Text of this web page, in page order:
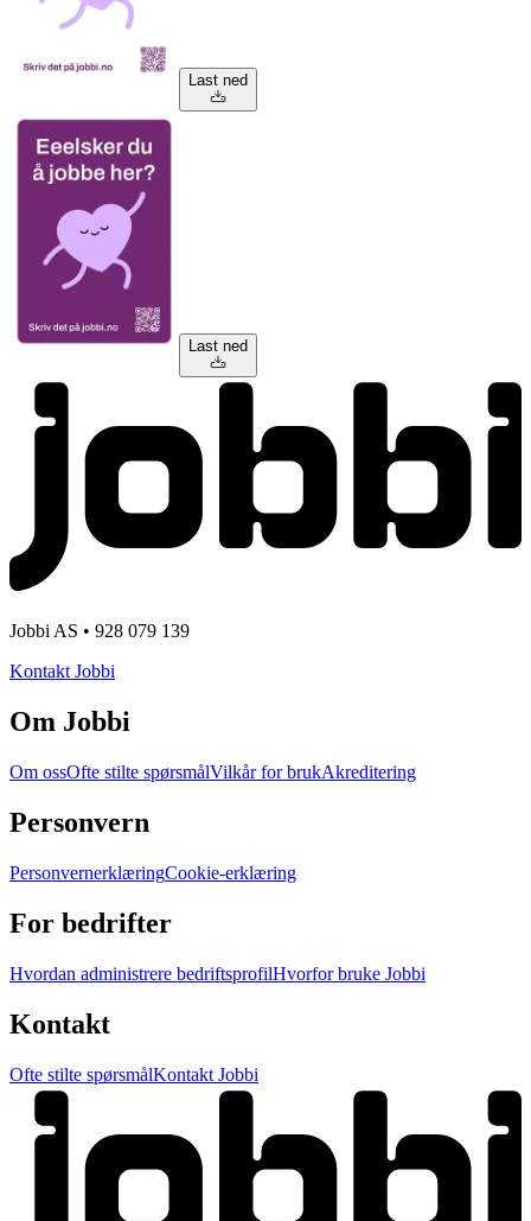
Last ned
Last ned
Jobbi AS • 928 079 139
Kontakt Jobbi
Om Jobbi
Om ossOfte stilte spørsmålVilkår for brukAkreditering
Personvern
PersonvernerklæringCookie-erklæring
For bedrifter
Hvordan administrere bedriftsprofilHvorfor bruke Jobbi
Kontakt
Ofte stilte spørsmålKontakt Jobbi